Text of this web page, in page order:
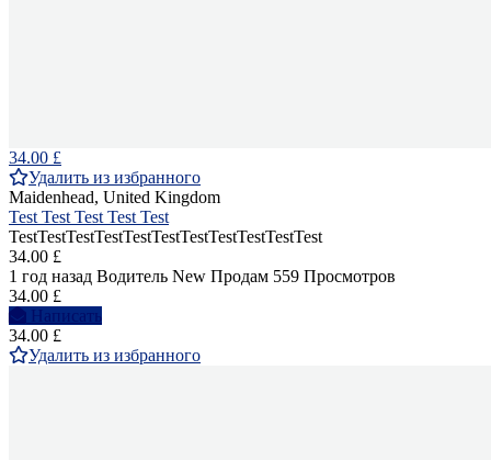
34.00 £
Удалить из избранного
Maidenhead, United Kingdom
Test Test Test Test Test
TestTestTestTestTestTestTestTestTestTestTest
34.00 £
1 год назад Водитель New Продам 559 Просмотров
34.00 £
Написать
34.00 £
Удалить из избранного